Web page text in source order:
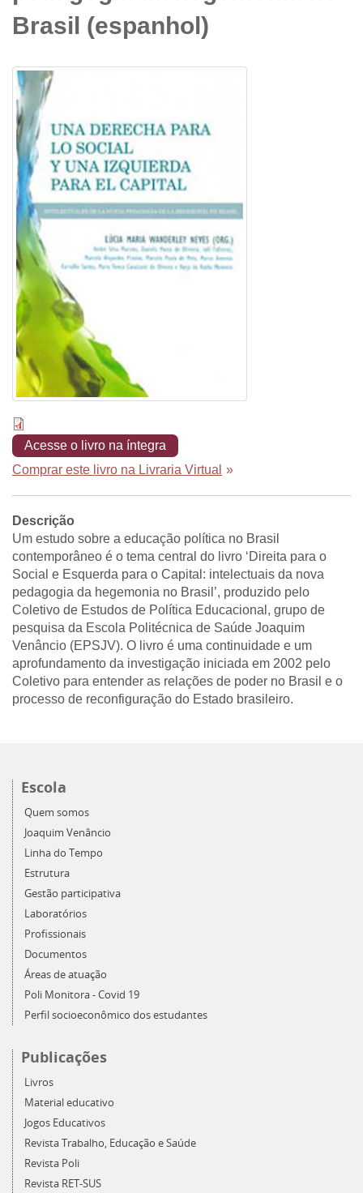
Brasil (espanhol)
Acesse o livro na íntegra
Comprar este livro na Livraria Virtual »
Descrição
Um estudo sobre a educação política no Brasil
contemporâneo é o tema central do livro ‘Direita para o
Social e Esquerda para o Capital: intelectuais da nova
pedagogia da hegemonia no Brasil’, produzido pelo
Coletivo de Estudos de Política Educacional, grupo de
pesquisa da Escola Politécnica de Saúde Joaquim
Venâncio (EPSJV). O livro é uma continuidade e um
aprofundamento da investigação iniciada em 2002 pelo
Coletivo para entender as relações de poder no Brasil e o
processo de reconfiguração do Estado brasileiro.
Escola
Quem somos
Joaquim Venâncio
Linha do Tempo
Estrutura
Gestão participativa
Laboratórios
Profissionais
Documentos
Áreas de atuação
Poli Monitora - Covid 19
Perfil socioeconômico dos estudantes
Publicações
Livros
Material educativo
Jogos Educativos
Revista Trabalho, Educação e Saúde
Revista Poli
Revista RET-SUS